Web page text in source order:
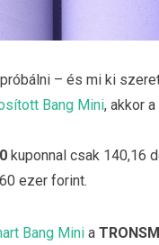
– és mi ki
Bang Mini, akkor
kuponnal csak 140,16
ezer forint.
Bang Mini a